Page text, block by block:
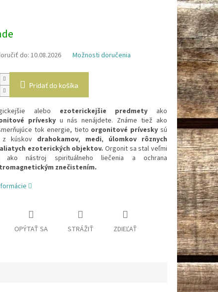
do: 10.08.2026 Možnosti doručenia
Pridať do košíka
alebo ezoterickejšie predmety
ako
prívesky u nás nenájdete. Známe tiež ako
tok energie, tieto orgonitové prívesky sú
z kúskov drahokamov, medi, úlomkov rôznych
ezoterických objektov. Orgonit sa stal veľmi
ako nástroj spirituálneho liečenia a ochrana
znečistením.
OPÝTAŤ SA STRÁŽIŤ ZDIEĽAŤ